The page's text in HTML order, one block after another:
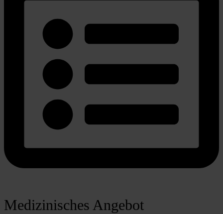
Medizinisches Angebot